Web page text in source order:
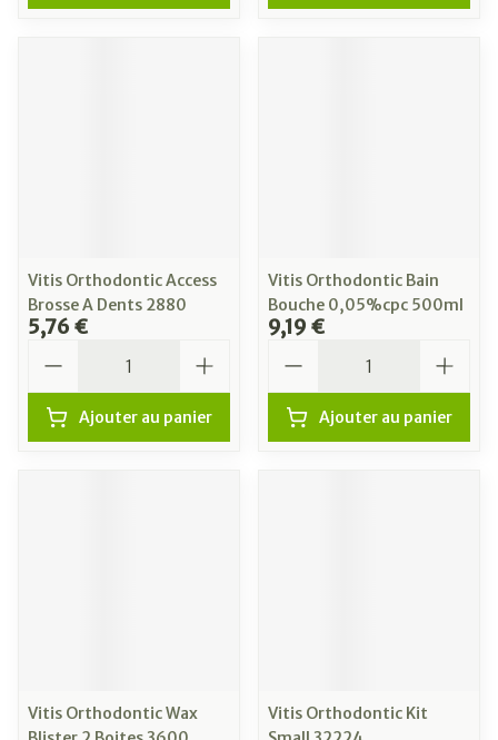
Vitis Orthodontic Access
Brosse A Dents 2880
5,76 €
Ajouter au panier
Vitis Orthodontic Bain
Bouche 0,05%cpc 500ml
9,19 €
Ajouter au panier
Vitis Orthodontic Wax
Vitis Orthodontic Kit